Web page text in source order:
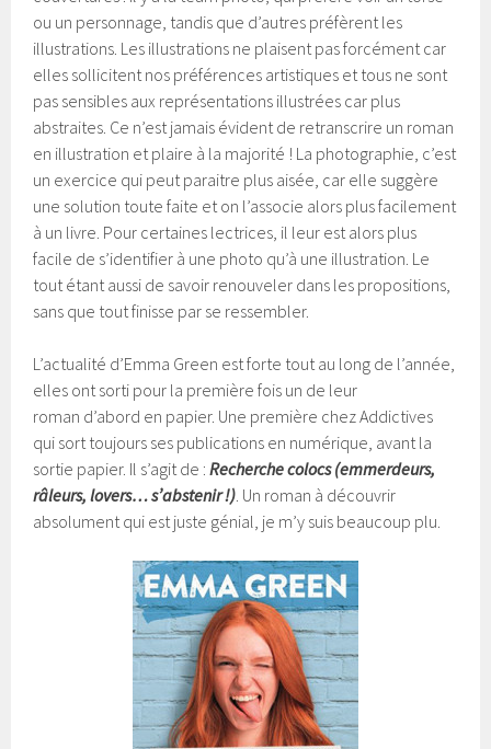
ou un personnage, tandis que d’autres préfèrent les
illustrations. Les illustrations ne plaisent pas forcément car
elles sollicitent nos préférences artistiques et tous ne sont
pas sensibles aux représentations illustrées car plus
abstraites. Ce n’est jamais évident de retranscrire un roman
en illustration et plaire à la majorité ! La photographie, c’est
un exercice qui peut paraitre plus aisée, car elle suggère
une solution toute faite et on l’associe alors plus facilement
à un livre. Pour certaines lectrices, il leur est alors plus
facile de s’identifier à une photo qu’à une illustration. Le
tout étant aussi de savoir renouveler dans les propositions,
sans que tout finisse par se ressembler.
L’actualité d’Emma Green est forte tout au long de l’année,
elles ont sorti pour la première fois un de leur
roman d’abord en papier. Une première chez Addictives
qui sort toujours ses publications en numérique, avant la
sortie papier. Il s’agit de :Recherche colocs(emmerdeurs,
râleurs, lovers… s’abstenir !) . Un roman à découvrir
absolument qui est juste génial, je m’y suis beaucoup plu.